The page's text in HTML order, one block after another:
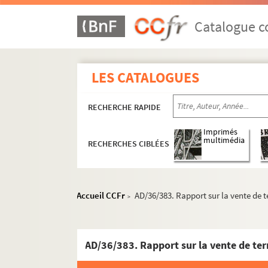
Catalogue
LES CATALOGUES
RECHERCHE RAPIDE
RECHERCHES CIBLÉES
Imprimés
multimédia
Accueil CCFr > AD/36/383. Rapport sur la vente de
AD/36/383. Rapport sur la vente de
Travaux de voirie
Bâtiments communaux
Édifices religieux
Travaux de salubrité publique
Aménagements urbains
Mouvement parcellaire
Boîte 29
Boîte 31
Boîte 32